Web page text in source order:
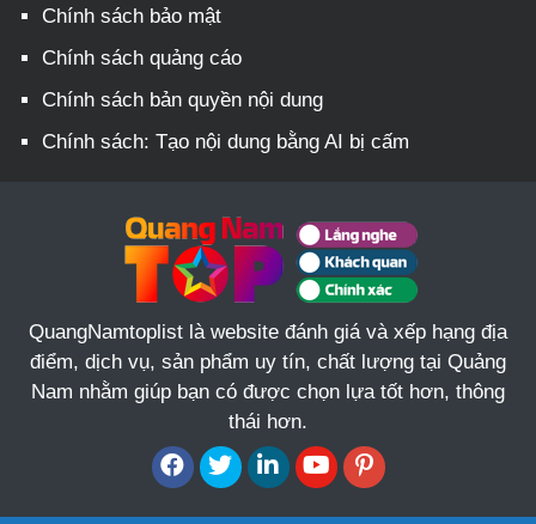
Chính sách bảo mật
Chính sách quảng cáo
Chính sách bản quyền nội dung
Chính sách: Tạo nội dung bằng AI bị cấm
QuangNamtoplist là website đánh giá và xếp hạng địa
điểm, dịch vụ, sản phẩm uy tín, chất lượng tại Quảng
Nam nhằm giúp bạn có được chọn lựa tốt hơn, thông
thái hơn.